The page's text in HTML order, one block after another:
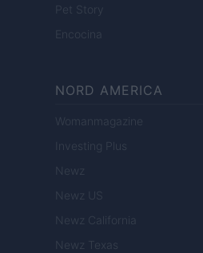
Pet Story
Encocina
NORD AMERICA
Womanmagazine
Investing Plus
Newz
Newz US
Newz California
Newz Texas